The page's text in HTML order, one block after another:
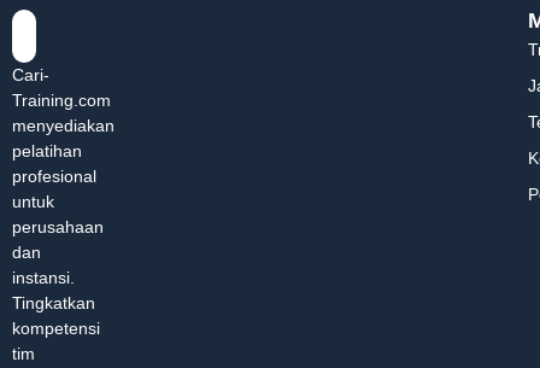
Cari-
Training.com
menyediakan
pelatihan
profesional
untuk
perusahaan
dan
instansi.
Tingkatkan
kompetensi
tim